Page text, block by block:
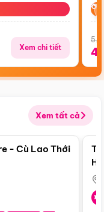
Xem chi tiết
Xem tất cả
Điểm nổi bật
- Cù Lao Thới